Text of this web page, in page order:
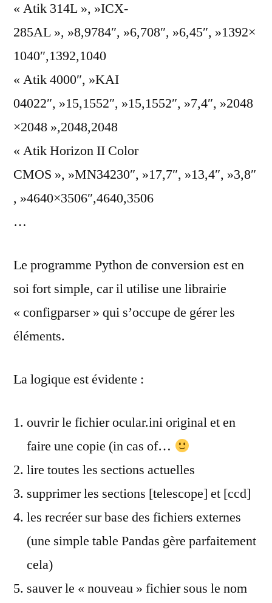
« Atik 314L », »ICX-
285AL », »8,9784″, »6,708″, »6,45″, »1392×
1040″,1392,1040
« Atik 4000″, »KAI
04022″, »15,1552″, »15,1552″, »7,4″, »2048
×2048 »,2048,2048
« Atik Horizon II Color
CMOS », »MN34230″, »17,7″, »13,4″, »3,8″
, »4640×3506″,4640,3506
…
Le programme Python de conversion est en
soi fort simple, car il utilise une librairie
« configparser » qui s’occupe de gérer les
éléments.
La logique est évidente :
ouvrir le fichier ocular.ini original et en
faire une copie (in cas of…
lire toutes les sections actuelles
supprimer les sections [telescope] et [ccd]
les recréer sur base des fichiers externes
(une simple table Pandas gère parfaitement
cela)
sauver le « nouveau » fichier sous le nom